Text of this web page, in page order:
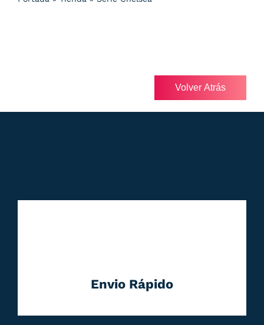
Volver Atrás
Envio Rápido